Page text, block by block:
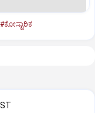
#ಕೋಸ್ಟಾರಿಕ